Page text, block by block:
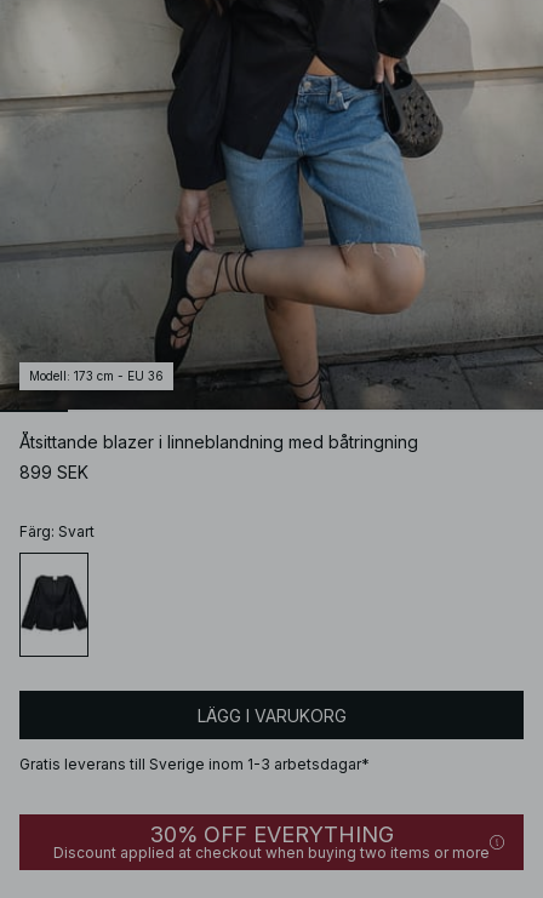
Modell : 173 cm - EU 36
Åtsittande blazer i linneblandning med båtringning
899 SEK
Färg: Svart
LÄGG I VARUKORG
Gratis leverans till Sverige inom 1-3 arbetsdagar*
30% OFF EVERYTHING
Discount applied at checkout when buying two items or more